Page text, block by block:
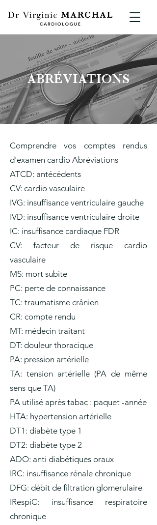
ABRÉVIATIONS
Comprendre vos comptes rendus
d'examen cardio Abréviations
ATCD: antécédents
CV: cardio vasculaire
IVG: insuffisance ventriculaire gauche
IVD: insuffisance ventriculaire droite
IC: insuffisance cardiaque FDR
CV: facteur de risque cardio
vasculaire
MS: mort subite
PC: perte de connaissance
TC: traumatisme crânien
CR: compte rendu
MT: médecin traitant
DT: douleur thoracique
PA: pression artérielle
TA: tension artérielle (PA de même
sens que TA)
PA utilisé après tabac : paquet -année
HTA: hypertension artérielle
DT1: diabète type 1
DT2: diabète type 2
ADO: anti diabétiques oraux
IRC: insuffisance rénale chronique
DFG: débit de filtration glomerulaire
IRespiC: insuffisance respiratoire
chronique